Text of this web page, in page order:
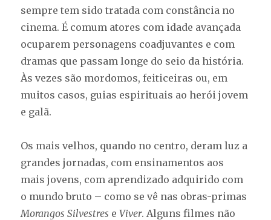
sempre tem sido tratada com constância no
cinema. É comum atores com idade avançada
ocuparem personagens coadjuvantes e com
dramas que passam longe do seio da história.
Às vezes são mordomos, feiticeiras ou, em
muitos casos, guias espirituais ao herói jovem
e galã.
Os mais velhos, quando no centro, deram luz a
grandes jornadas, com ensinamentos aos
mais jovens, com aprendizado adquirido com
o mundo bruto – como se vê nas obras-primas
Morangos Silvestres eViver. Alguns filmes não